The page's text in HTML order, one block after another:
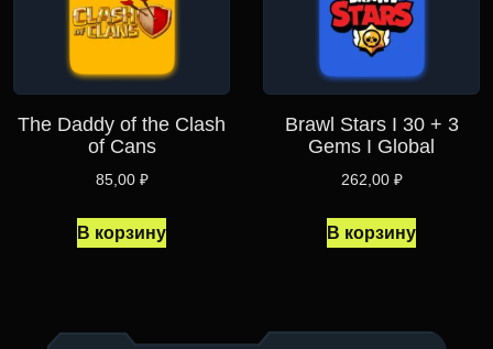
The Daddy of the Clash
of Cans
85,00 ₽
В корзину
Brawl Stars I 30 + 3
Gems I Global
262,00 ₽
В корзину